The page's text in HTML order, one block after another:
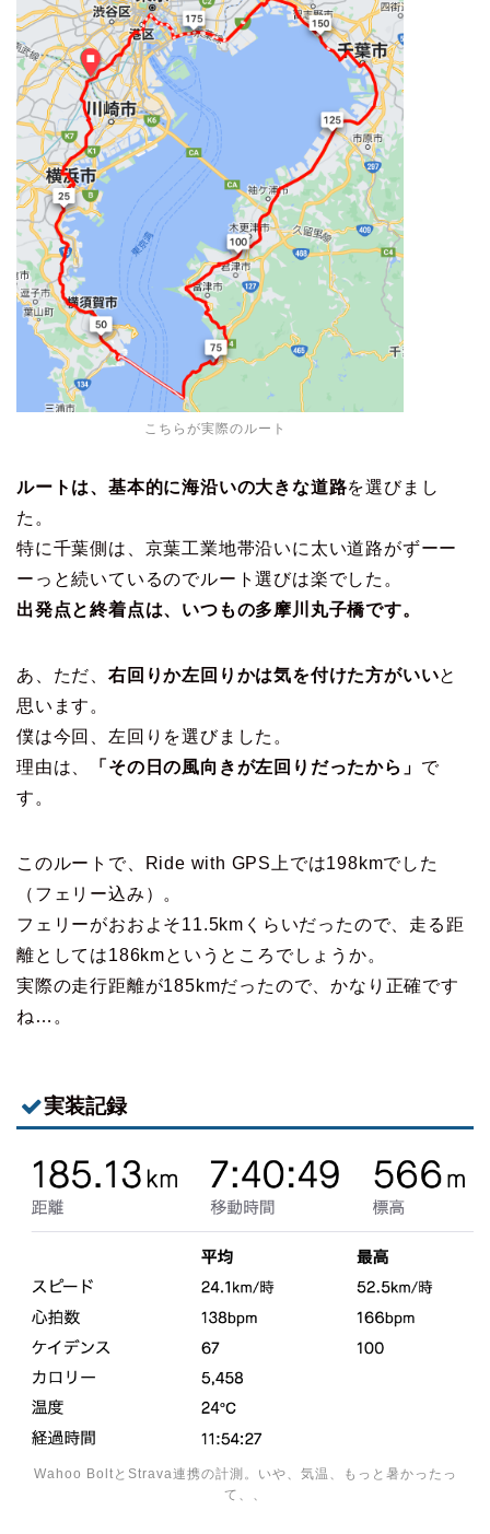
こちらが実際のルート
ルートは、基本的に海沿いの大きな道路を選びまし
た。
特に千葉側は、京葉工業地帯沿いに太い道路がずーー
ーっと続いているのでルート選びは楽でした。
出発点と終着点は、いつもの多摩川丸子橋です。
あ、ただ、 右回りか左回りかは気を付けた方がいいと
思います。
僕は今回、左回りを選びました。
理由は、
「その日の風向きが左回りだったから」 で
す。
このルートで、Ride with GPS上では198kmでした
（フェリー込み）。
フェリーがおおよそ11.5kmくらいだったので、走る距
離としては186kmというところでしょうか。
実際の走行距離が185kmだったので、かなり正確です
ね…。
実装記録
Wahoo BoltとStrava連携の計測。いや、気温、もっと暑かったっ
て、、